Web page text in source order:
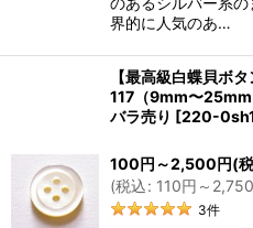
界的に人気のあ…
【最高級白蝶貝ボ
117（9mm〜25mm
バラ売り [220-
100円 ～2,500円(
(税込: 110円 ～2,750
3件